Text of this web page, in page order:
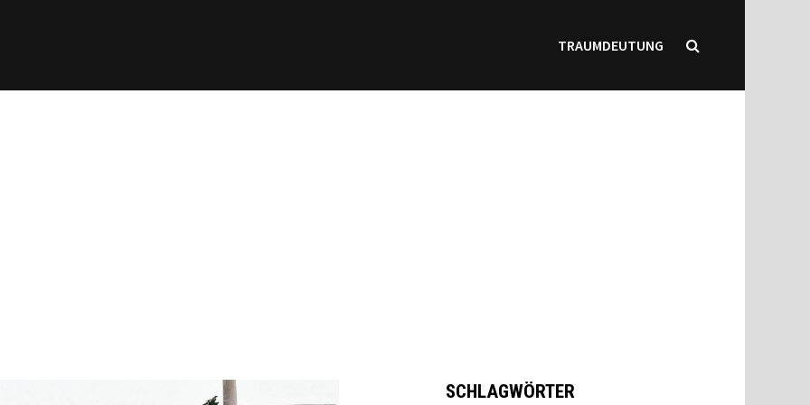
TRAUMDEUTUNG
SCHLAGWÖRTER